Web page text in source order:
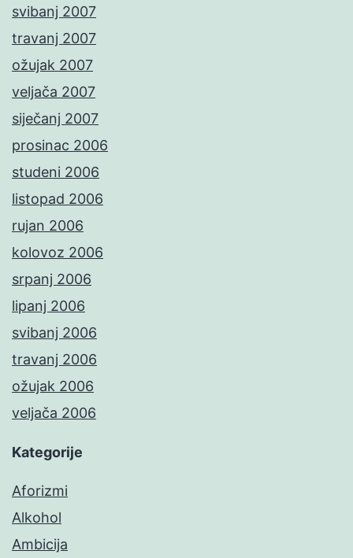
svibanj 2007
travanj 2007
ožujak 2007
veljača 2007
siječanj 2007
prosinac 2006
studeni 2006
listopad 2006
rujan 2006
kolovoz 2006
srpanj 2006
lipanj 2006
svibanj 2006
travanj 2006
ožujak 2006
veljača 2006
Kategorije
Aforizmi
Alkohol
Ambicija